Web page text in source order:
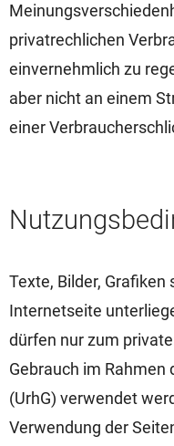
privatrechlichen
einvernehmlich zu
aber nicht an einem
einer
Texte, Bilder,
Internetseite
dürfen nur zum
Gebrauch im
(UrhG) verwendet
Verwendung der